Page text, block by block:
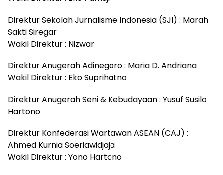
Direktur Sekolah Jurnalisme Indonesia (SJI) : Marah
Sakti Siregar
Wakil Direktur : Nizwar
Direktur Anugerah Adinegoro : Maria D. Andriana
Wakil Direktur : Eko Suprihatno
Direktur Anugerah Seni & Kebudayaan : Yusuf Susilo
Hartono
Direktur Konfederasi Wartawan ASEAN (CAJ) :
Ahmed Kurnia Soeriawidjaja
Wakil Direktur : Yono Hartono